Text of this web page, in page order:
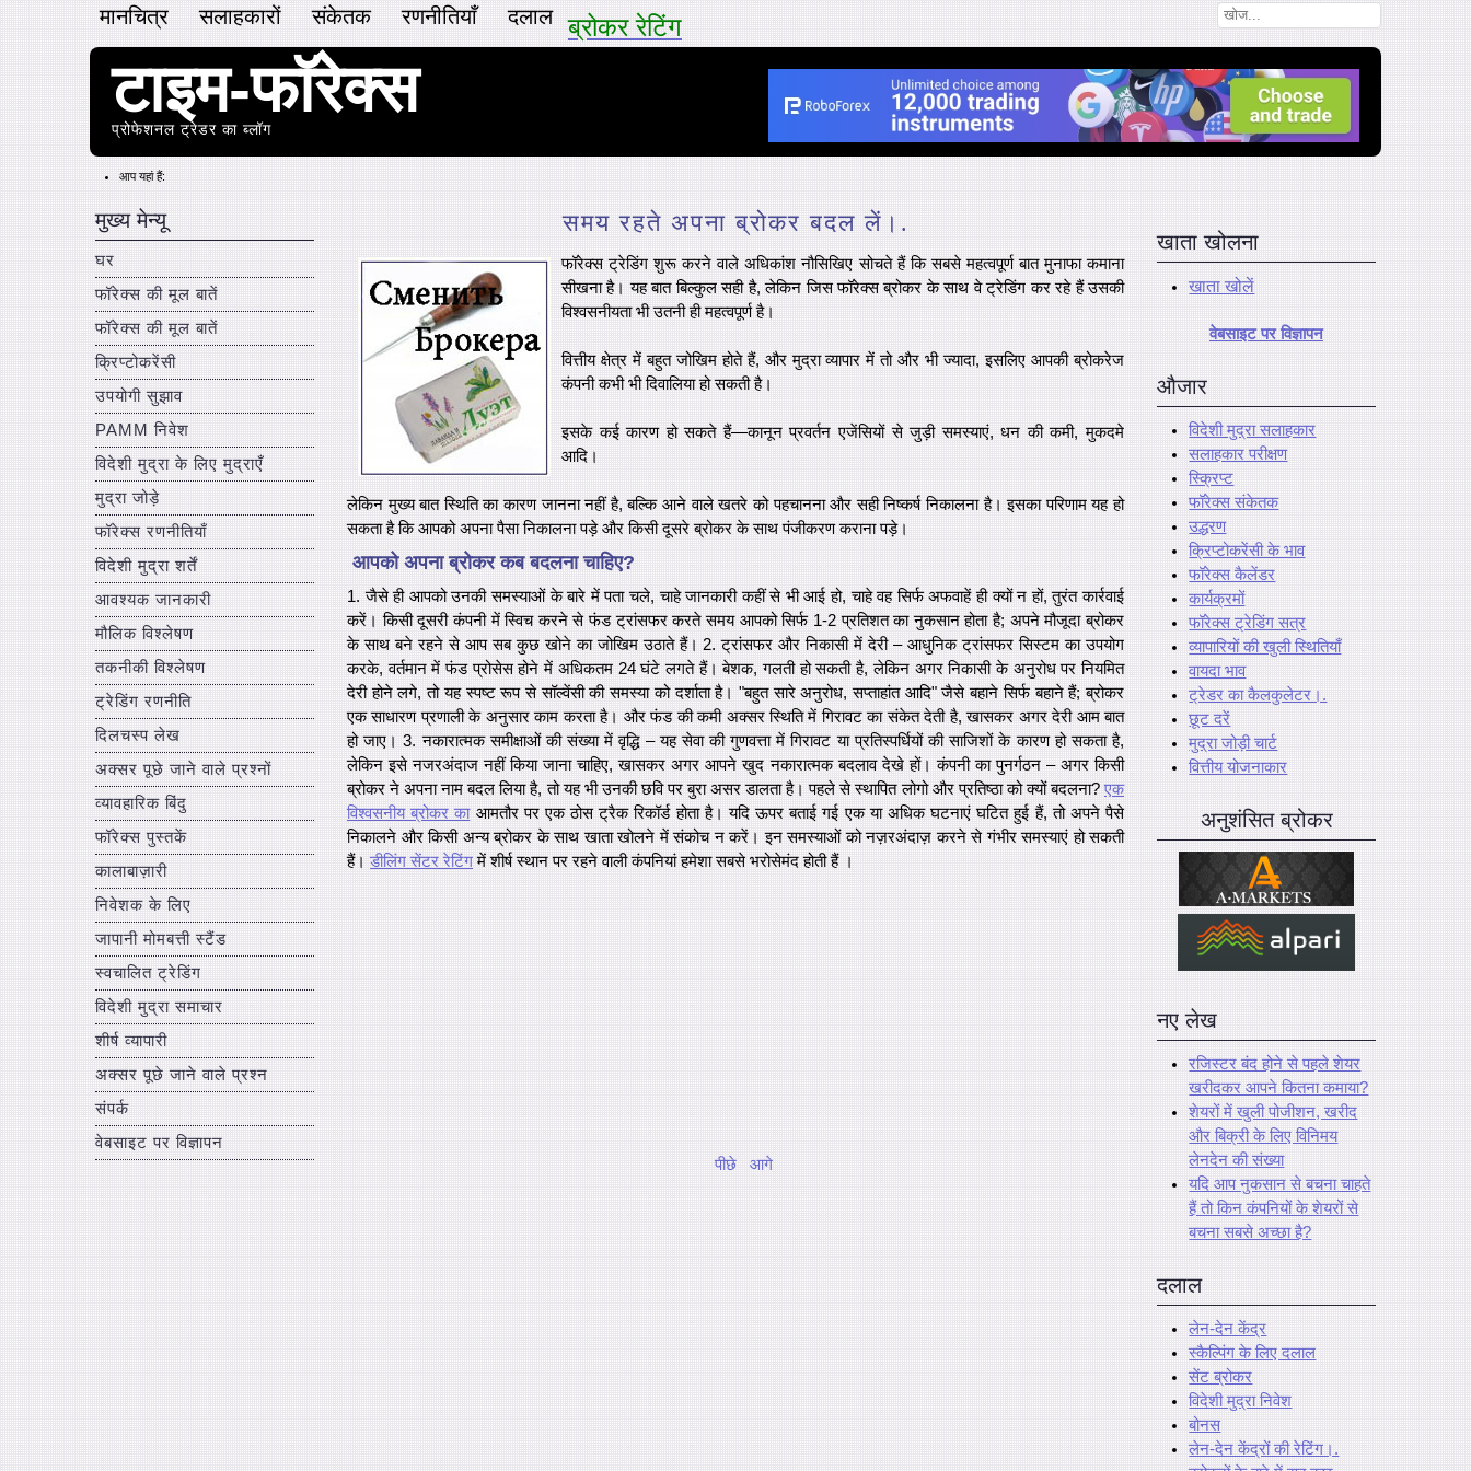
मानचित्र सलाहकारों संकेतक रणनीतियाँ दलाल ब्रोकर रेटिंग
टाइम-फॉरेक्स
प्रोफेशनल ट्रेडर का ब्लॉग
आप यहां हैं:
मुख्य मेन्यू
घर
फॉरेक्स की मूल बातें
फॉरेक्स की मूल बातें
क्रिप्टोकरेंसी
उपयोगी सुझाव
PAMM निवेश
विदेशी मुद्रा के लिए मुद्राएँ
मुद्रा जोड़े
फॉरेक्स रणनीतियाँ
विदेशी मुद्रा शर्तें
आवश्यक जानकारी
मौलिक विश्लेषण
तकनीकी विश्लेषण
ट्रेडिंग रणनीति
दिलचस्प लेख
अक्सर पूछे जाने वाले प्रश्नों
व्यावहारिक बिंदु
फॉरेक्स पुस्तकें
कालाबाज़ारी
निवेशक के लिए
जापानी मोमबत्ती स्टैंड
स्वचालित ट्रेडिंग
विदेशी मुद्रा समाचार
शीर्ष व्यापारी
अक्सर पूछे जाने वाले प्रश्न
संपर्क
वेबसाइट पर विज्ञापन
समय रहते अपना ब्रोकर बदल लें।.
फॉरेक्स ट्रेडिंग शुरू करने वाले अधिकांश नौसिखिए सोचते हैं कि सबसे महत्वपूर्ण बातमुनाफा कमाना
सीखना है। यह बात बिल्कुल सही है, लेकिन जिस फॉरेक्स ब्रोकर के साथ वे ट्रेडिंग कर रहे हैं उसकी
विश्वसनीयता भी उतनी ही महत्वपूर्ण है।
वित्तीय क्षेत्र में बहुत जोखिम होते हैं, और मुद्रा व्यापार में तो और भी ज्यादा, इसलिए आपकी ब्रोकरेज
कंपनी कभी भी दिवालिया हो सकती है।
इसके कई कारण हो सकते हैं—कानून प्रवर्तन एजेंसियों से जुड़ी समस्याएं, धन की कमी, मुकदमे
आदि।
लेकिन मुख्य बात स्थिति का कारण जानना नहीं है, बल्कि आने वाले खतरे को पहचानना और सही निष्कर्ष निकालना है। इसका परिणाम यह हो
सकता है कि आपको अपना पैसा निकालना पड़े और किसी दूसरे ब्रोकर के साथ पंजीकरण कराना पड़े।
आपको अपना ब्रोकर कब बदलना चाहिए?
1. जैसे ही आपको उनकी समस्याओं के बारे में पता चले, चाहे जानकारी कहीं से भी आई हो, चाहे वह सिर्फ अफवाहें ही क्यों न हों, तुरंत कार्रवाई
करें। किसी दूसरी कंपनी में स्विच करने से फंड ट्रांसफर करते समय आपको सिर्फ 1-2 प्रतिशत का नुकसान होता है; अपने मौजूदा ब्रोकर
के साथ बने रहने से आप सब कुछ खोने का जोखिम उठाते हैं। 2. ट्रांसफर और निकासी में देरी – आधुनिक ट्रांसफर सिस्टम का उपयोग
करके, वर्तमान में फंड प्रोसेस होने में अधिकतम 24 घंटे लगते हैं। बेशक, गलती हो सकती है, लेकिन अगर निकासी के अनुरोध पर नियमित
देरी होने लगे, तो यह स्पष्ट रूप से सॉल्वेंसी की समस्या को दर्शाता है। "बहुत सारे अनुरोध, सप्ताहांत आदि" जैसे बहाने सिर्फ बहाने हैं; ब्रोकर
एक साधारण प्रणाली के अनुसार काम करता है। और फंड की कमी अक्सर स्थिति में गिरावट का संकेत देती है, खासकर अगर देरी आम बात
हो जाए। 3. नकारात्मक समीक्षाओं की संख्या में वृद्धि – यह सेवा की गुणवत्ता में गिरावट या प्रतिस्पर्धियों की साजिशों के कारण हो सकता है,
लेकिन इसे नजरअंदाज नहीं किया जाना चाहिए, खासकर अगर आपने खुद नकारात्मक बदलाव देखे हों। कंपनी का पुनर्गठन – अगर किसी
ब्रोकर ने अपना नाम बदल लिया है, तो यह भी उनकी छवि पर बुरा असर डालता है। पहले से स्थापित लोगो और प्रतिष्ठा को क्यों बदलना? एक
विश्वसनीय ब्रोकर काआमतौर पर एक ठोस ट्रैक रिकॉर्ड होता है। यदि ऊपर बताई गई एक या अधिक घटनाएं घटित हुई हैं, तो अपने पैसे
निकालने और किसी अन्य ब्रोकर के साथ खाता खोलने में संकोच न करें। इन समस्याओं को नज़रअंदाज़ करने से गंभीर समस्याएं हो सकती
हैं।डीलिंग सेंटर रेटिंगमें शीर्ष स्थान पर रहने वाली कंपनियां हमेशा सबसे भरोसेमंद होती हैं ।
पीछे आगे
खाता खोलना
खाता खोलें
वेबसाइट पर विज्ञापन
औजार
विदेशी मुद्रा सलाहकार
सलाहकार परीक्षण
स्क्रिप्ट
फॉरेक्स संकेतक
उद्धरण
क्रिप्टोकरेंसी के भाव
फॉरेक्स कैलेंडर
कार्यक्रमों
फॉरेक्स ट्रेडिंग सत्र
व्यापारियों की खुली स्थितियाँ
वायदा भाव
ट्रेडर का कैलकुलेटर।.
छूट दरें
मुद्रा जोड़ी चार्ट
वित्तीय योजनाकार
अनुशंसित ब्रोकर
नए लेख
रजिस्टर बंद होने से पहले शेयर
खरीदकर आपने कितना कमाया?
शेयरों में खुली पोजीशन, खरीद
और बिक्री के लिए विनिमय
लेनदेन की संख्या
यदि आप नुकसान से बचना चाहते
हैं तो किन कंपनियों के शेयरों से
बचना सबसे अच्छा है?
दलाल
लेन-देन केंद्र
स्कैल्पिंग के लिए दलाल
सेंट ब्रोकर
विदेशी मुद्रा निवेश
बोनस
लेन-देन केंद्रों की रेटिंग।.